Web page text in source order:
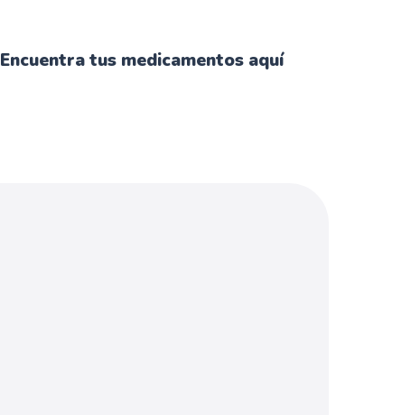
Encuentra tus medicamentos aquí